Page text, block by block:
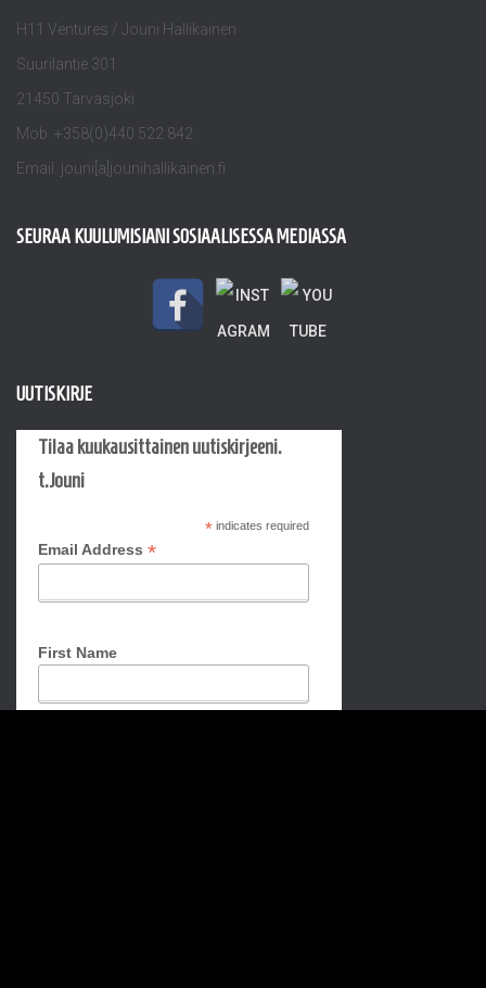
H11 Ventures / Jouni Hallikainen
Suurilantie 301
21450 Tarvasjoki
Mob. +358(0)440 522 842
Email. jouni[a]jounihallikainen.fi
SEURAA KUULUMISIANI SOSIAALISESSA MEDIASSA
UUTISKIRJE
Tilaa kuukausittainen uutiskirjeeni.
t.Jouni
*indicates required
Email Address *
First Name